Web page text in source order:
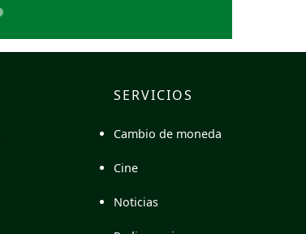
SERVICIOS
Cambio de moneda
Cine
Noticias